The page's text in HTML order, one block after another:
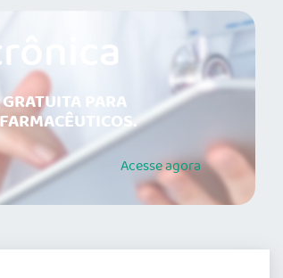
PARA
Acesseagora